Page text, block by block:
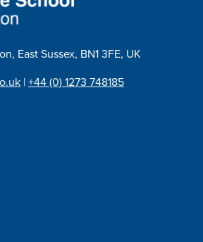
East Sussex, BN1 3FE, UK
|+44 (0) 1273 748185